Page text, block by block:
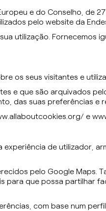
e do Conselho, de
pelo website da
utilização. Fornecemos
os seus visitantes e
e que são arquivados
das suas preferências e
e
de utilizador,
pelo Google Maps.
para que possa partilhar
com base num